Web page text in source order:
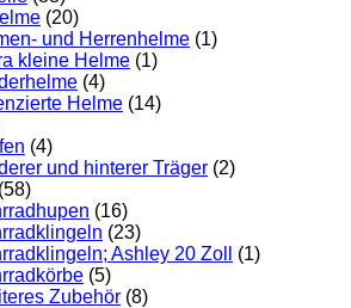
(20)
und Herrenhelme (1)
kleine Helme (1)
(4)
Helme (14)
(4)
und hinterer Träger (2)
(58)
(16)
(23)
Ashley 20 Zoll
(1)
(5)
Zubehör (8)